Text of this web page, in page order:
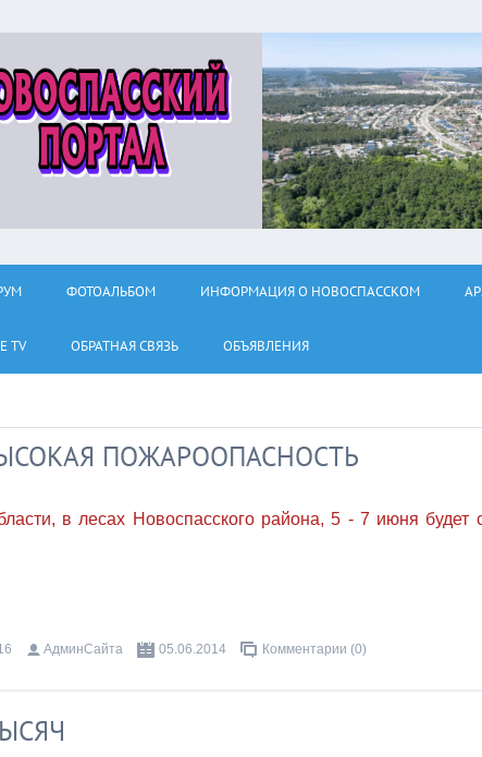
ФОТОАЛЬБОМ ИНФОРМАЦИЯ О НОВОСПАССКОМ
TV ОБРАТНАЯ СВЯЗЬ ОБЪЯВЛЕНИЯ
ПОЖАРООПАСНОСТЬ
в лесах Новоспасского района, 5 - 7 июня будет
АдминСайта 05.06.2014 Комментарии (0)